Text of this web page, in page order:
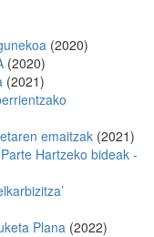
(2020)
(2020)
(2021)
emaitzak (2021)
Hartzeko bideak -
Plana (2022)